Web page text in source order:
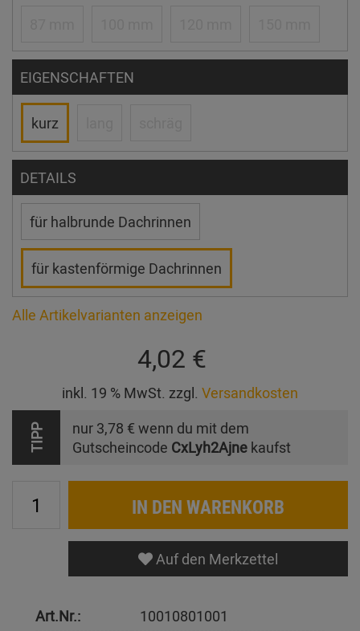
EIGENSCHAFTEN
kurz
DETAILS
für halbrunde Dachrinnen
für kastenförmige Dachrinnen
Alle Artikelvarianten anzeigen
4,02 €
inkl. 19 % MwSt. zzgl. Versandkosten
TIPP nur 3,78 € wenn du mit dem
Gutscheincode CxLyh2Ajne kaufst
IN DEN WARENKORB
Auf den Merkzettel
Art.Nr.:
10010801001